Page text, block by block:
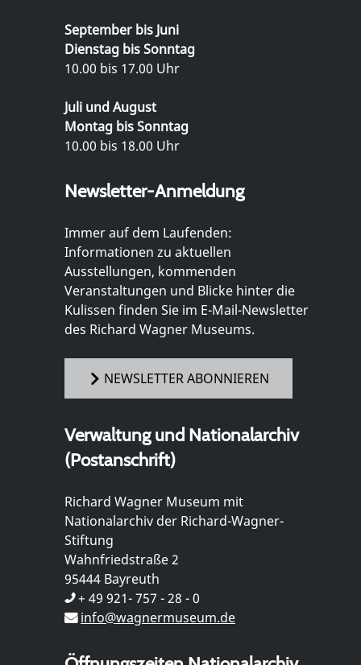
September bis Juni
Dienstag bis Sonntag
10.00 bis 17.00 Uhr
Juli und August
Montag bis Sonntag
10.00 bis 18.00 Uhr
Newsletter-Anmeldung
Immer auf dem Laufenden:
Informationen zu aktuellen
Ausstellungen, kommenden
Veranstaltungen und Blicke hinter die
Kulissen finden Sie im E-Mail-Newsletter
des Richard Wagner Museums.
NEWSLETTER ABONNIEREN
Verwaltung und Nationalarchiv
(Postanschrift)
Richard Wagner Museum mit
Nationalarchiv der Richard-Wagner-
Stiftung
Wahnfriedstraße 2
95444 Bayreuth
+ 49 921- 757 - 28 - 0
info@wagnermuseum.de